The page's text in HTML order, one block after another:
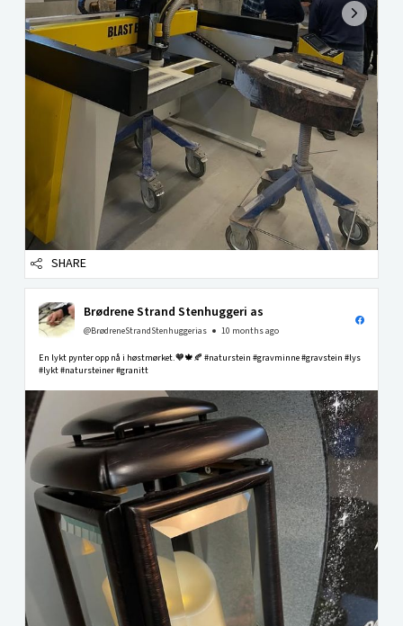
SHARE
Brødrene Strand Stenhuggeri as
@BrødreneStrandStenhuggerias 10 months ago
En lykt pynter opp nå i høstmørket.🧡🍁🍂 #naturstein #gravminne #gravstein #lys
#lykt #natursteiner #granitt